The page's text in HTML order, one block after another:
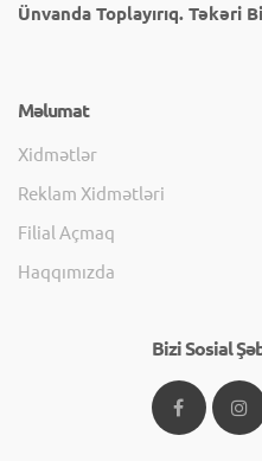
Ünvanda Toplayırıq. Təkəri
Məlumat
Xidmətlər
Reklam Xidmətləri
Filial Açmaq
Haqqımızda
Bizi Sosial